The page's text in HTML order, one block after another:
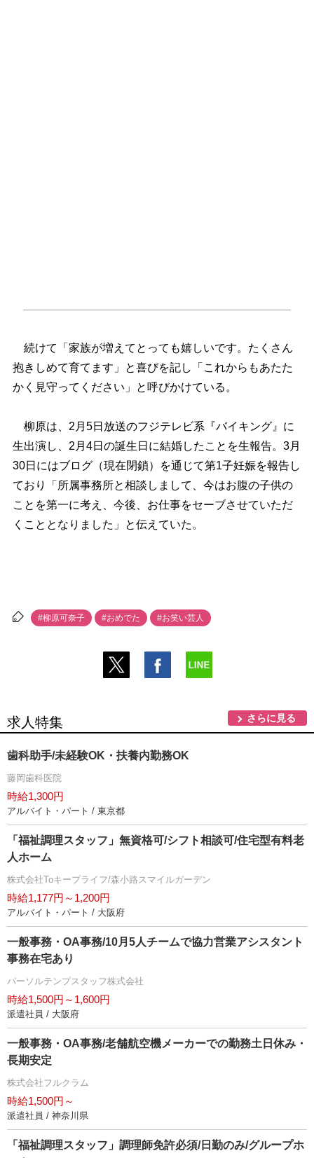
続けて「家族が増えてとっても嬉しいです。たくさん
抱きしめて育てます」と喜びを記し「これからもあたた
かく見守ってください」と呼びかけている。
柳原は、2月5日放送のフジテレビ系『バイキング』に
生出演し、2月4日の誕生日に結婚したことを生報告。3月
30日にはブログ（現在閉鎖）を通じて第1子妊娠を報告し
ており「所属事務所と相談しまして、今はお腹の子供の
ことを第一に考え、今後、お仕事をセーブさせていただ
くこととなりました」と伝えていた。
#柳原可奈子 #おめでた #お笑い芸人
求人特集 さらに見る
歯科助手/未経験OK・扶養内勤務OK
藤岡歯科医院
時給1,300円
アルバイト・パート / 東京都
「福祉調理スタッフ」無資格可/シフト相談可/住宅型有料老
人ホーム
株式会社Toキープライフ/森小路スマイルガーデン
時給1,177円～1,200円
アルバイト・パート / 大阪府
一般事務・OA事務/10月5人チームで協力営業アシスタント
事務在宅あり
パーソルテンプスタッフ株式会社
時給1,500円～1,600円
派遣社員 / 大阪府
一般事務・OA事務/老舗航空機メーカーでの勤務土日休み・
長期安定
株式会社フルクラム
時給1,500円～
派遣社員 / 神奈川県
「福祉調理スタッフ」調理師免許必須/日勤のみ/グループホ